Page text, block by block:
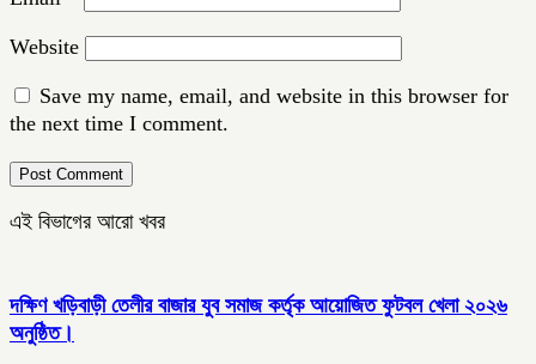
Website
Save my name, email, and website in this browser for
the next time I comment.
এই বিভাগের আরো খবর
দক্ষিণ খড়িবাড়ী তেলীর বাজার যুব সমাজ কর্তৃক আয়োজিত ফুটবল খেলা ২০২৬
অনুষ্ঠিত।